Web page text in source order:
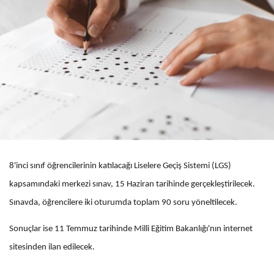
8'inci sınıf öğrencilerinin katılacağı Liselere Geçiş Sistemi (LGS)
kapsamındaki merkezi sınav, 15 Haziran tarihinde gerçekleştirilecek.
Sınavda, öğrencilere iki oturumda toplam 90 soru yöneltilecek.
Sonuçlar ise 11 Temmuz tarihinde Milli Eğitim Bakanlığı'nın internet
sitesinden ilan edilecek.